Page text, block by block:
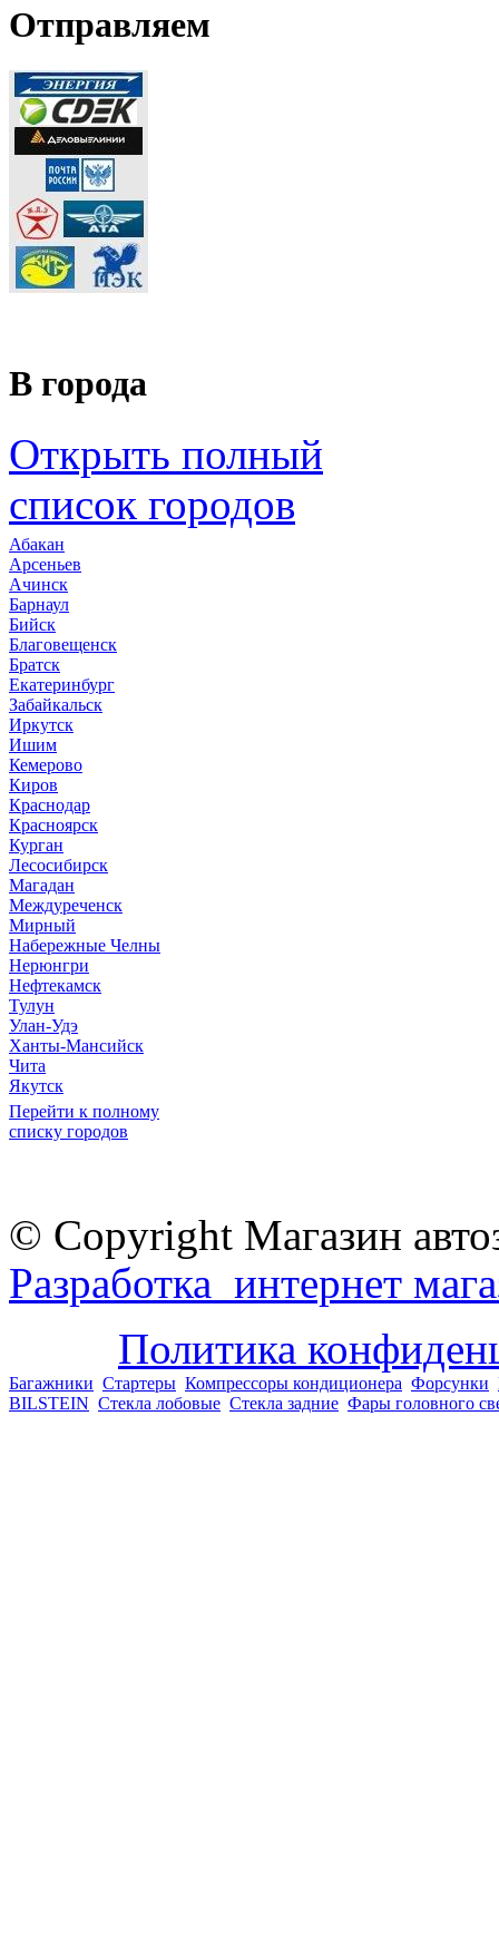
Отправляем
В города
Открыть полный
список городов
Абакан
Арсеньев
Ачинск
Барнаул
Бийск
Благовещенск
Братск
Екатеринбург
Забайкальск
Иркутск
Ишим
Кемерово
Киров
Краснодар
Красноярск
Курган
Лесосибирск
Магадан
Междуреченск
Мирный
Набережные Челны
Нерюнгри
Нефтекамск
Тулун
Улан-Удэ
Ханты-Мансийск
Чита
Якутск
Перейти к полному
списку городов
© Copyright Магазин
Разработка интернет
Политика
Багажники Стартеры Компрессоры кондиционера Форсунки
BILSTEIN Стекла лобовые Стекла задние Фары головного